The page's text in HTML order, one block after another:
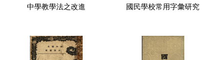
中學教學法之改進 國民學校常用字彙研究